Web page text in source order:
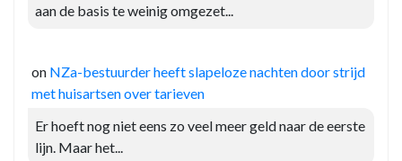
aan de basis te weinig omgezet...
on NZa-bestuurder heeft slapeloze nachten door strijd
met huisartsen over tarieven
Er hoeft nog niet eens zo veel meer geld naar de eerste
lijn. Maar het...